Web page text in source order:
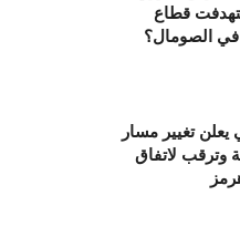
قطاع
في الصومال؟
يعلن تغيير مسار
وترقب لاتفاق